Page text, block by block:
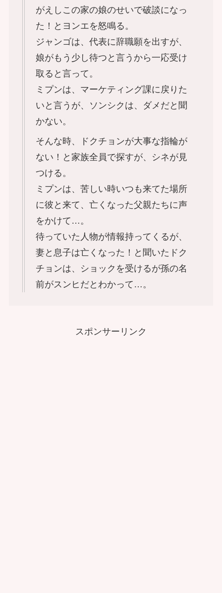
がえしこの家の娘のせいで破談になっ
た！とヨンエを怒鳴る。
ジャンゴは、代表に辞職願を出すが、
娘がもう少し待つと言うから一応受け
取ると言って。
ミプンは、マーケティング課に戻りた
いと言うが、ソンシクは、ダメだと聞
かない。
そんな時、ドクチョンが大事な指輪が
ない！と家族全員で探すが、シネが見
つける。
ミプンは、苦しい時いつも来てた場所
に彼と来て、亡くなった父親たちに声
をかけて…。
待っていた人物が情報持ってくるが、
妻と息子は亡くなった！と聞いたドク
チョンは、ショックを受けるが孫の名
前がスンヒだとわかって…。
スポンサーリンク